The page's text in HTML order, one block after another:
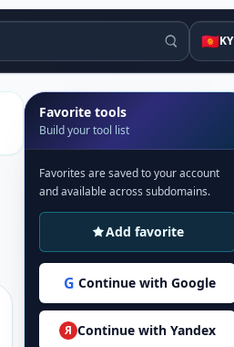
🇰🇬KY
Favorite tools
Build your tool list
Favorites are saved to your account
and available across subdomains.
Add favorite
G Continue with Google
Я Continue with Yandex